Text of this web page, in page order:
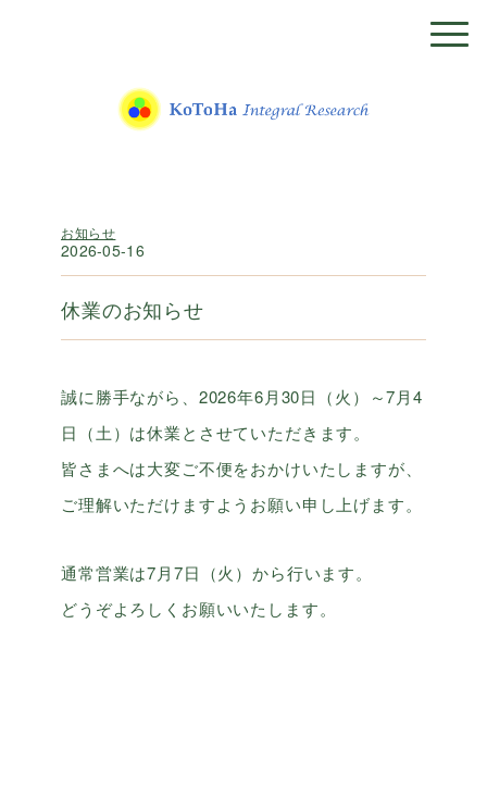
お知らせ
2026-05-16
休業のお知らせ
誠に勝手ながら、2026年6月30日（火）～7月4
日（土）は休業とさせていただきます。
皆さまへは大変ご不便をおかけいたしますが、
ご理解いただけますようお願い申し上げます。
通常営業は7月7日（火）から行います。
どうぞよろしくお願いいたします。